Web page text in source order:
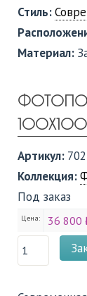
Стиль:
Материал:
100Х100
Артикул:
Коллекция:
Под заказ
Цена: 36 800